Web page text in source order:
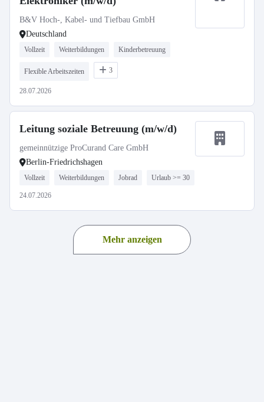
B&V Hoch-, Kabel- und Tiefbau GmbH
Deutschland
Vollzeit Weiterbildungen Kinderbetreuung
Flexible Arbeitszeiten 3
28.07.2026
Leitung soziale Betreuung (m/w/d)
gemeinnützige ProCurand Care GmbH
Berlin-Friedrichshagen
Vollzeit Weiterbildungen Jobrad Urlaub >= 30
24.07.2026
Mehr anzeigen